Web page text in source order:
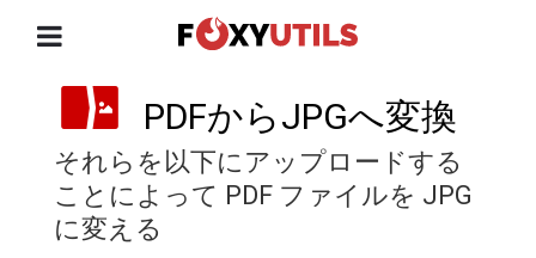
PDFからJPGへ変換
それらを以下にアップロードする
ことによって PDF ファイルを JPG
に変える